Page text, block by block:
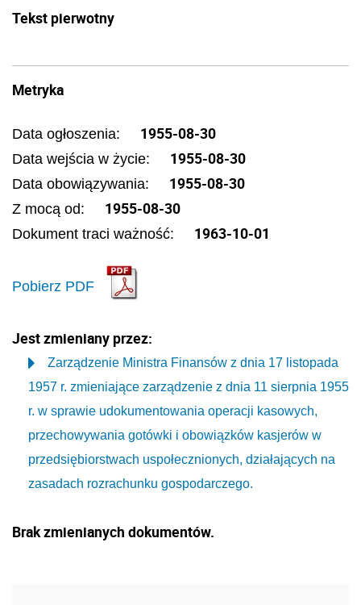
Tekst pierwotny
Metryka
Data ogłoszenia: 1955-08-30
Data wejścia w życie: 1955-08-30
Data obowiązywania: 1955-08-30
Z mocą od: 1955-08-30
Dokument traci ważność: 1963-10-01
Pobierz PDF
Jest zmieniany przez:
Zarządzenie Ministra Finansów z dnia 17 listopada
1957 r. zmieniające zarządzenie z dnia 11 sierpnia 1955
r. w sprawie udokumentowania operacji kasowych,
przechowywania gotówki i obowiązków kasjerów w
przedsiębiorstwach uspołecznionych, działających na
zasadach rozrachunku gospodarczego.
Brak zmienianych dokumentów.